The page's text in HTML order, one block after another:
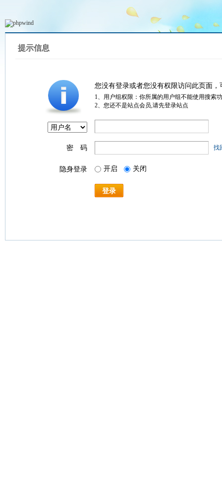
提示信息
您没有登录或者您没有权限访问此页面
1、用户组权限：你所属的用户组不能使用搜索
2、您还不是站点会员,请先登录站点
密 码 找
隐身登录 开启 关闭
登录